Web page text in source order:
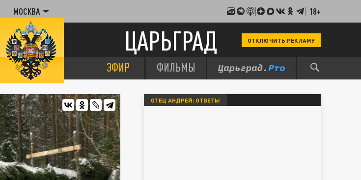
МОСКВА 18+
ЦАРЬГРАД ОТКЛЮЧИТЬ РЕКЛАМУ
ЭФИР ФИЛЬМЫ
ОТЕЦ АНДРЕЙ: ОТВЕТЫ